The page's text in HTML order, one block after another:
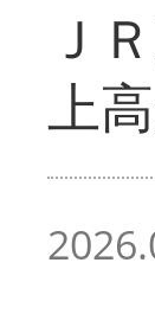
Ｊ
上